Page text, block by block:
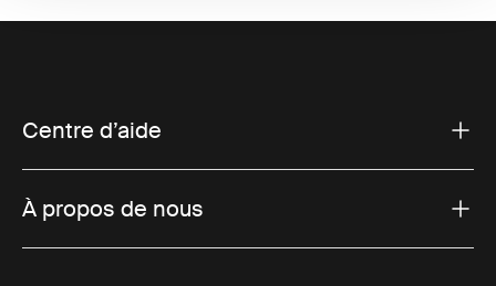
Centre d’aide
À propos de nous